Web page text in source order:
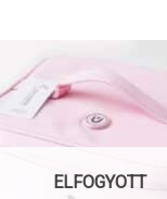
ELFOGYOTT